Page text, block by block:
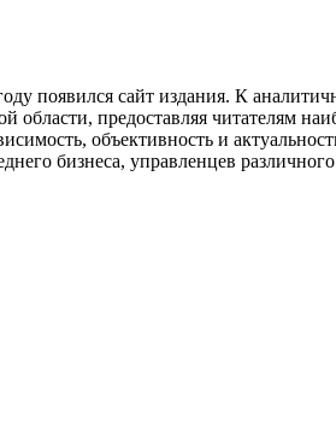
появился сайт издания. К
области, предоставляя читателям
объективность и
бизнеса, управленцев